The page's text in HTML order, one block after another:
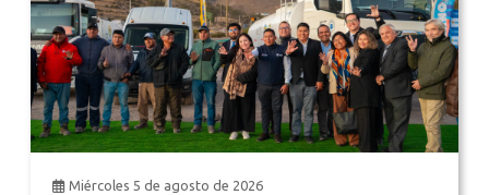
Miércoles 5 de agosto de 2026